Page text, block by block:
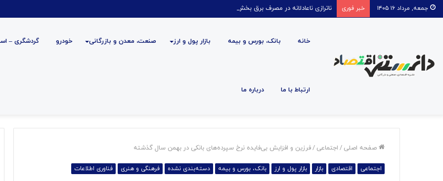
جمعه, مرداد ۱۶ ۱۴۰۵ خبر فوری ناترازی ناعادلانه در مصرف برق بخش خانگی
خانه بانک، بورس و بیمه بازار پول و ارز صنعت، معدن و بازرگانی خودرو گردشگری –
ارتباط با ما درباره ما
صفحه اصلی / اجتماعی /فرزین و افزایش بی‌فایده نرخ سپرده‌های بانکی در بهمن سال گذشته
اجتماعی اقتصادی بازار بازار پول و ارز بانک، بورس و بیمه دسته‌بندی نشده فرهنگی و هنری فناوری اطلاعات